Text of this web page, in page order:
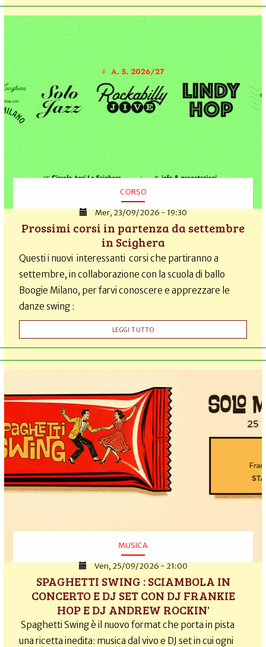
CORSO
Mer, 23/09/2026 - 19:30
Prossimi corsi in partenza da settembre
in Scighera
Questi i nuovi interessanti corsi che partiranno a
settembre, in collaborazione con la scuola di ballo
Boogie Milano, per farvi conoscere e apprezzare le
danze swing :
LEGGI TUTTO
MUSICA
Ven, 25/09/2026 - 21:00
SPAGHETTI SWING : SCIAMBOLA IN
CONCERTO E DJ SET CON DJ FRANKIE
HOP E DJ ANDREW ROCKIN'
Spaghetti Swing è il nuovo format che porta in pista
una ricetta inedita: musica dal vivo e DJ set in cui ogni